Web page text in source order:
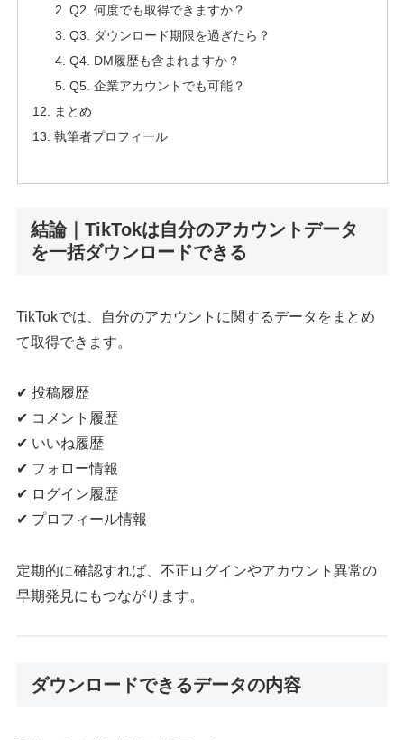
Q2. 何度でも取得できますか？
Q3. ダウンロード期限を過ぎたら？
Q4. DM履歴も含まれますか？
Q5. 企業アカウントでも可能？
まとめ
執筆者プロフィール
結論｜TikTokは自分のアカウントデータ
を一括ダウンロードできる
TikTokでは、自分のアカウントに関するデータをまとめ
て取得できます。
✔ 投稿履歴
✔ コメント履歴
✔ いいね履歴
✔ フォロー情報
✔ ログイン履歴
✔ プロフィール情報
定期的に確認すれば、不正ログインやアカウント異常の
早期発見にもつながります。
ダウンロードできるデータの内容